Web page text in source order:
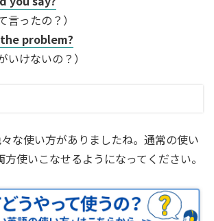
言ったの？）
problem?
いけないの？）
な使い方がありましたね。通常の使い
使いこなせるようになってください。